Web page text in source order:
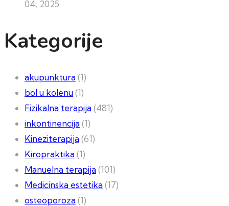
04, 2025
Kategorije
akupunktura(1)
bol u kolenu(1)
Fizikalna terapija(481)
inkontinencija(1)
Kineziterapija(61)
Kiropraktika(1)
Manuelna terapija(101)
Medicinska estetika(17)
osteoporoza(1)